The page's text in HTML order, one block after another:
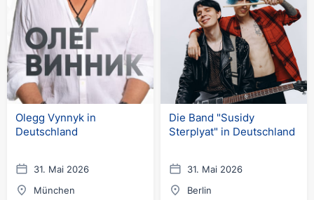
Olegg Vynnyk in
Deutschland
31. Mai 2026
München
Die Band "Susidy
Sterplyat" in Deutschland
31. Mai 2026
Berlin